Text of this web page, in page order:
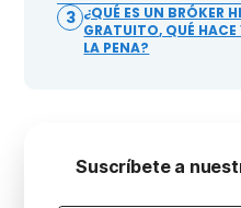
3 ¿QUÉ ES UN BRÓKER
GRATUITO, QUÉ HACE
LA PENA?
Suscríbete a